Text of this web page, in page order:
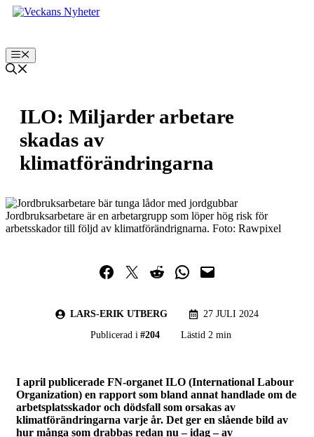
Hoppa
Meny
ILO: Miljarder arbetare
skadas av
klimatförändringarna
Jordbruksarbetare är en arbetargrupp som löper hög risk för
arbetsskador till följd av klimatförändrignarna. Foto: Rawpixel
Dela på Facebook
Dela på TwitterDela på RedditDela i WhatsApp
Maila en länk
LARS-ERIK UTBERG
27 JULI 2024
Publicerad i #204 Lästid 2 min
I april publicerade FN-organet ILO (International Labour
Organization) en rapport som bland annat handlade om de
arbetsplatsskador och dödsfall som orsakas av
klimatförändringarna varje år. Det ger en slående bild av
hur många som drabbas redan nu – idag – av